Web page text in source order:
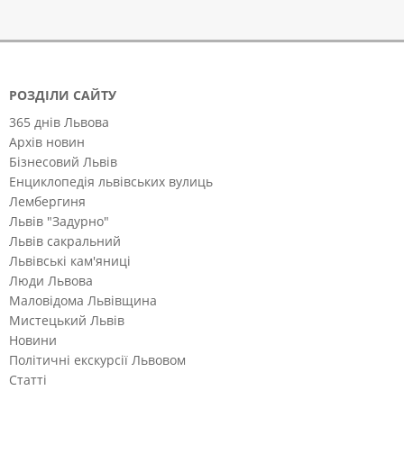
РОЗДІЛИ САЙТУ
365 днів Львова
Архів новин
Бізнесовий Львів
Енциклопедія львівських вулиць
Лембергиня
Львів "Задурно"
Львів сакральний
Львівські кам'яниці
Люди Львова
Маловідома Львівщина
Мистецький Львів
Новини
Політичні екскурсії Львовом
Статті